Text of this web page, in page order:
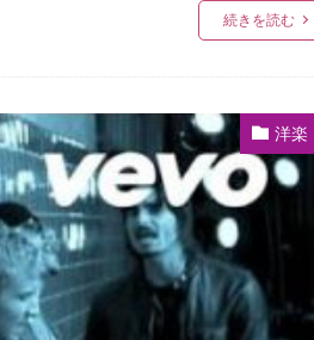
続きを読む
洋楽